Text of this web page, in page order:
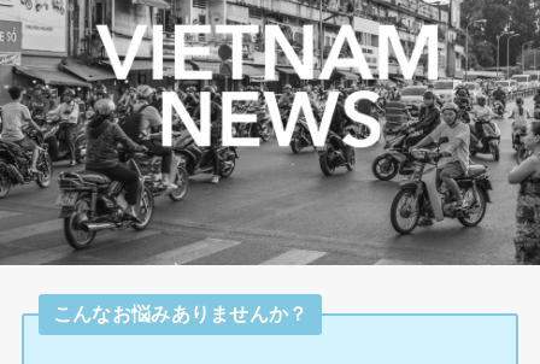
こんなお悩みありませんか？